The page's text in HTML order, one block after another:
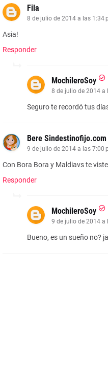
Fila
8 de julio de 2014 a las 1:34
Asia!
Responder
MochileroSoy
8 de julio de 2014 a
Seguro te recordó tus
Bere Sindestinofijo.com
9 de julio de 2014 a las 7:00
Con Bora Bora y Maldiavs te
Responder
MochileroSoy
9 de julio de 2014 a
Bueno, es un sueño no?